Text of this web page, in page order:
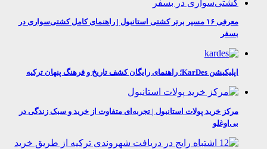
معرفی ۱۶ مسیر برتر کشتی استانبول | راهنمای کامل کشتی‌سواری در
اپلیکیشن KarDes؛ راهنمای رایگان کشف تاریخ و فرهنگ پنهان ترکیه
مرکز خرید پولات استانبول | تجربه‌ای متفاوت از خرید و سبک زندگی در
بی‌اوغلو